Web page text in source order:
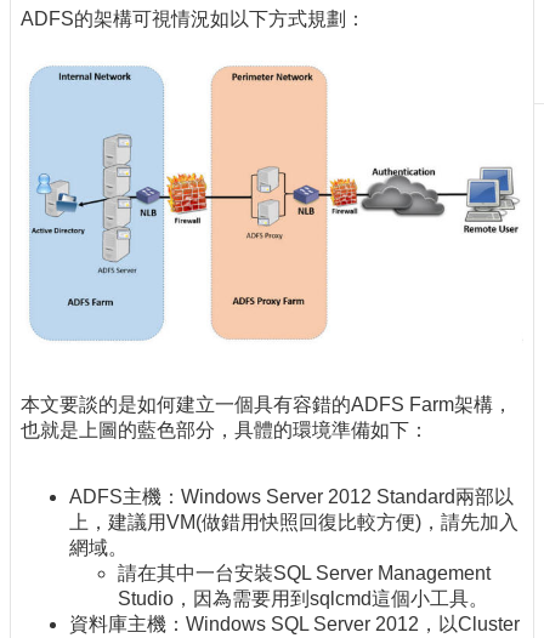
物
務
服
務
專
報
技
術
產
ADFS的架構可視情況如以下方式規劃：
本文要談的是如何建立一個具有容錯的ADFS Farm架構，
也就是上圖的藍色部分，具體的環境準備如下：
ADFS主機：Windows Server 2012 Standard兩部以
上，建議用VM(做錯用快照回復比較方便)，請先加入
網域。
請在其中一台安裝SQL Server Management
Studio，因為需要用到sqlcmd這個小工具。
資料庫主機：Windows SQL Server 2012，以Cluster